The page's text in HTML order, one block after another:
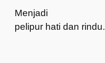
Menjadi
pelipur hati dan rindu.